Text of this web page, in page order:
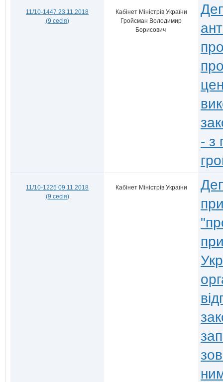
11/10-1447 23.11.2018
(9 сесія)
Кабінет Міністрів України
Гройсман Володимир
Борисович
- з
11/10-1225 09.11.2018
(9 сесія)
Кабінет Міністрів України